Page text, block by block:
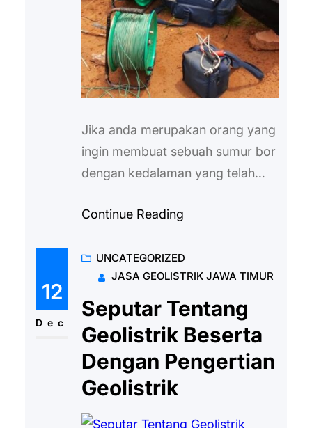
Jika anda merupakan orang yang
ingin membuat sebuah sumur bor
dengan kedalaman yang telah
wajib halnya mengetahui harga
kini makin banyak dicari oleh
berbagai macam kalangan yang
sedang ingin membuat sebuah
sumur bor dengan tingkat
kedalaman tertentu. Biasanya
pihak jasa yang menyediakan
pengeboran akan melakukan
sebuah survei lebih…
Continue Reading
12
Dec
UNCATEGORIZED
JASA GEOLISTRIK JAWA TIMUR
Seputar Tentang
Geolistrik Beserta
Dengan Pengertian
Geolistrik